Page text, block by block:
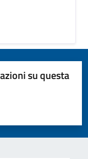
su questa